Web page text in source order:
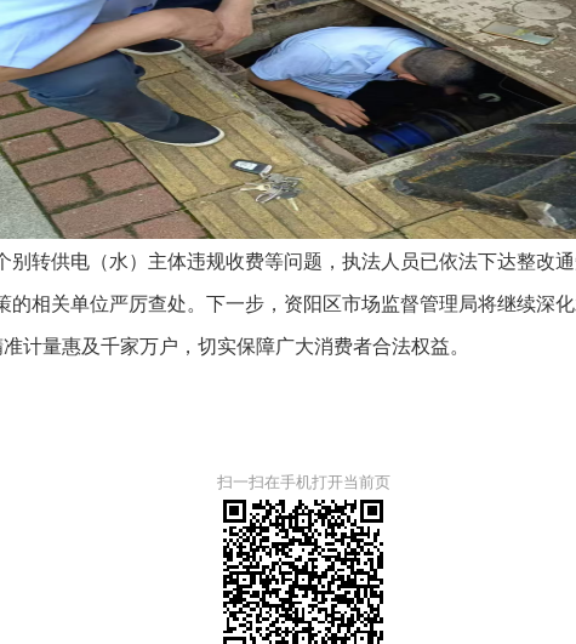
供电（水）主体违规收费等问题，执法人员已依法下达整改
相关单位严厉查处。下一步，资阳区市场监督管理局将继续深
计量惠及千家万户，切实保障广大消费者合法权益。
扫一扫在手机打开当前页